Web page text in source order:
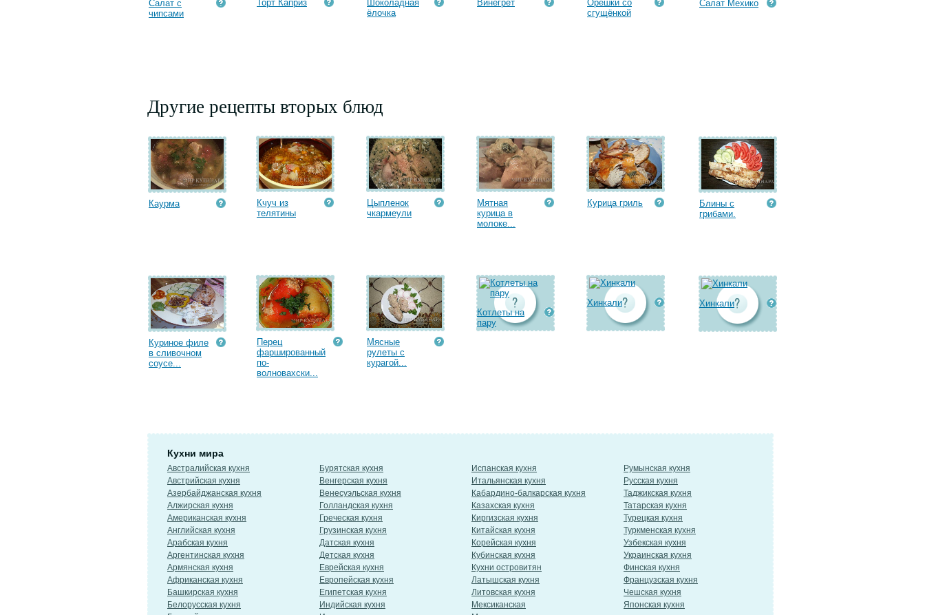
Салат с
чипсами
Торт Каприз
Шоколадная
ёлочка
Винегрет
Орешки со
сгущёнкой
Салат Мехико
Другие рецепты вторых блюд
Каурма
Кчуч из
телятины
Цыпленок
чкармеули
Мятная
курица в
молоке...
Курица гриль
Блины с
грибами.
Куриное филе
в сливочном
соусе...
Перец
фаршированный
по-
волновахски...
Мясные
рулеты с
курагой...
Котлеты на
пару
Хинкали Хинкали
Кухни мира
Австралийская кухня
Австрийская кухня
Азербайджанская кухня
Алжирская кухня
Американская кухня
Английская кухня
Арабская кухня
Аргентинская кухня
Армянская кухня
Африканская кухня
Башкирская кухня
Белорусская кухня
Бурятская кухня
Венгерская кухня
Венесуэльская кухня
Голландская кухня
Греческая кухня
Грузинская кухня
Датская кухня
Детская кухня
Еврейская кухня
Европейская кухня
Египетская кухня
Индийская кухня
Испанская кухня
Итальянская кухня
Кабардино-балкарская кухня
Казахская кухня
Киргизская кухня
Китайская кухня
Корейская кухня
Кубинская кухня
Кухни островитян
Латышская кухня
Литовская кухня
Мексиканская
Румынская кухня
Русская кухня
Таджикская кухня
Татарская кухня
Турецкая кухня
Туркменская кухня
Узбекская кухня
Украинская кухня
Финская кухня
Французская кухня
Чешская кухня
Японская кухня